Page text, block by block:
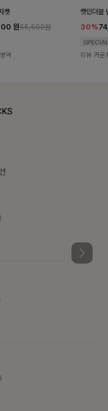
켓
원55,500원
역
캣민더블
30%
리뷰 카운